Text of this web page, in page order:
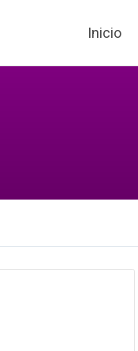
Inicio